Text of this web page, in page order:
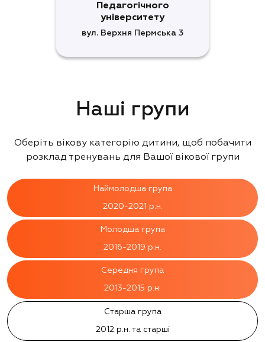
Педагогічного
університету
вул. Верхня Пермська 3
Наші групи
Оберіть вікову категорію дитини, щоб побачити
розклад тренувань для Вашої вікової групи
Наймолодша група
2020-2021 р.н.
Молодша група
2016-2019 р.н.
Середня група
2013-2015 р.н.
Старша група
2012 р.н. та старші